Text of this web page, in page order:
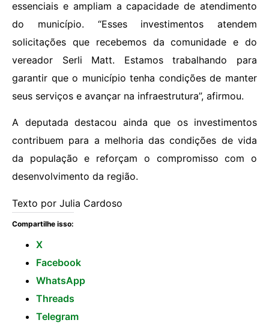
essenciais e ampliam a capacidade de atendimento
do município. “Esses investimentos atendem
solicitações que recebemos da comunidade e do
vereador Serli Matt. Estamos trabalhando para
garantir que o município tenha condições de manter
seus serviços e avançar na infraestrutura”, afirmou.
A deputada destacou ainda que os investimentos
contribuem para a melhoria das condições de vida
da população e reforçam o compromisso com o
desenvolvimento da região.
Texto por Julia Cardoso
Compartilhe isso:
X
Facebook
WhatsApp
Threads
Telegram